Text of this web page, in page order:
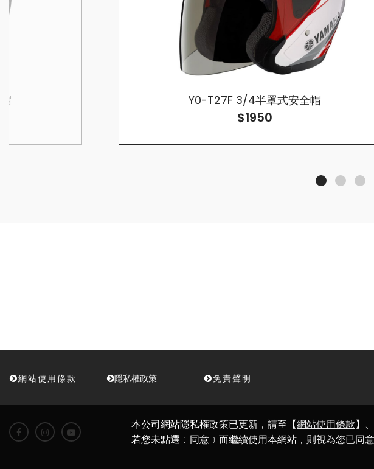
Y0-T27F 3/4半罩式安全帽
$1950
本公司網站隱私權政策已更新，請至【網站使用條款】
若您未點選﹝同意﹞而繼續使用本網站，則視為您已同意
網站使用條款 隱私權政策 免責聲明